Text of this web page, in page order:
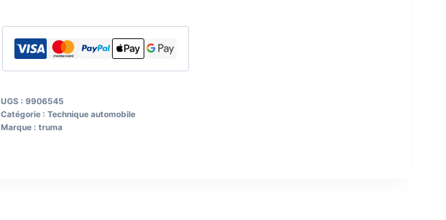
UGS : 9906545
Catégorie : Technique automobile
Marque : truma